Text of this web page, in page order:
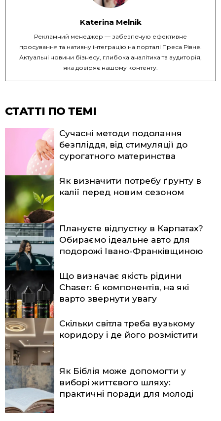
Katerina Melnik
Рекламний менеджер — забезпечую ефективне
просування та нативну інтеграцію на порталі Преса Рівне.
Актуальні новини бізнесу, глибока аналітика та аудиторія,
яка довіряє нашому контенту.
СТАТТІ ПО ТЕМІ
Сучасні методи подолання
безпліддя, від стимуляції до
сурогатного материнства
Як визначити потребу ґрунту в
калії перед новим сезоном
Плануєте відпустку в Карпатах?
Обираємо ідеальне авто для
подорожі Івано-Франківщиною
Що визначає якість рідини
Chaser: 6 компонентів, на які
варто звернути увагу
Скільки світла треба вузькому
коридору і де його розмістити
Як Біблія може допомогти у
виборі життєвого шляху:
практичні поради для молоді